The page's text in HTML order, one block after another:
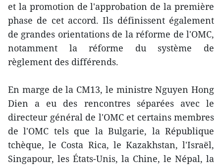
et la promotion de l'approbation de la première
phase de cet accord. Ils définissent également
de grandes orientations de la réforme de l'OMC,
notamment la réforme du système de
règlement des différends.
En marge de la CM13, le ministre Nguyen Hong
Dien a eu des rencontres séparées avec le
directeur général de l'OMC et certains membres
de l'OMC tels que la Bulgarie, la République
tchèque, le Costa Rica, le Kazakhstan, l'Israël,
Singapour, les États-Unis, la Chine, le Népal, la